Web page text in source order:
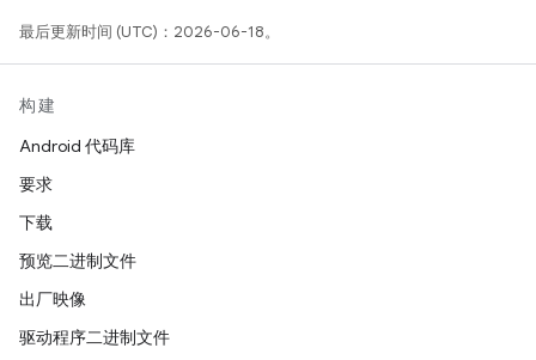
最后更新时间 (UTC)：2026-06-18。
构建
Android 代码库
要求
下载
预览二进制文件
出厂映像
驱动程序二进制文件